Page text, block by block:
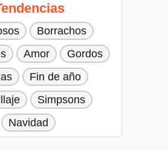
Borrachos
Amor
Gordos
Fin de año
Simpsons
Navidad